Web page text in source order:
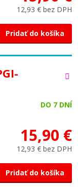
12,93 € bez DPH
Pridať do košíka
DO 7 DNÍ
15,90 €
12,93 € bez DPH
Pridať do košíka